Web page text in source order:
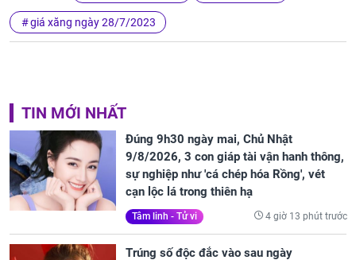
giá xăng ngày 28/7/2023
TIN MỚI NHẤT
Đúng 9h30 ngày mai, Chủ Nhật
9/8/2026, 3 con giáp tài vận hanh thông,
sự nghiệp như 'cá chép hóa Rồng', vét
cạn lộc lá trong thiên hạ
Tâm linh - Tử vi 4 giờ 13 phút trước
Trúng số độc đắc vào sau ngày